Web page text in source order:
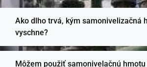
Ako dlho trvá, kým samonivelizačná
vyschne?
Môžem použiť samonivelačnú